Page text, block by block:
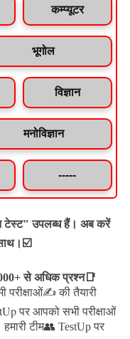
कम्प्यूटर
भूगोल
विज्ञान
मनोविज्ञान
-----
टेस्ट" उपलब्ध हैं। अब करें
से अधिक प्रश्न📑
परीक्षाओं✍️ की तैयारी
पर आपको सभी परीक्षाओं
हमारी टीम👥 TestUp पर